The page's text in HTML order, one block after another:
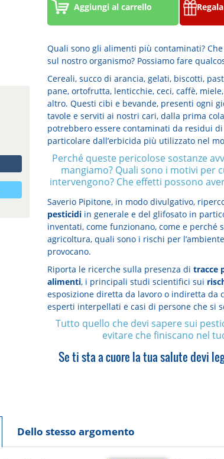
Aggiungi al carrello
Quali sono gli alimenti più contaminati?
sul nostro organismo? Possiamo fare
Cereali, succo di arancia, gelati, biscotti,
pane, ortofrutta, lenticchie, ceci, caffè,
altro. Questi cibi e bevande, presenti ogni
tavole e serviti ai nostri cari, dalla prima
potrebbero essere contaminati da residui
particolare dall’erbicida più utilizzato nel
Perché queste pericolose sostanze
mangiamo? Quali sono i motivi per
intervengono? Che effetti possono
Saverio Pipitone, in modo divulgativo,
pesticidiin generale e del glifosato in
inventati, come funzionano, come e perché
agricoltura, quali sono i rischi per
provocano.
Riporta le ricerche sulla presenza di tracce
alimenti, i principali studi scientifici sui
esposizione diretta da lavoro o indiretta da
esperti interpellati e casi di persone che si
Tutto quello che devi sapere sui
evitare che finiscano nel
Se ti sta a cuore la tua salute devi
Dello stesso argomento